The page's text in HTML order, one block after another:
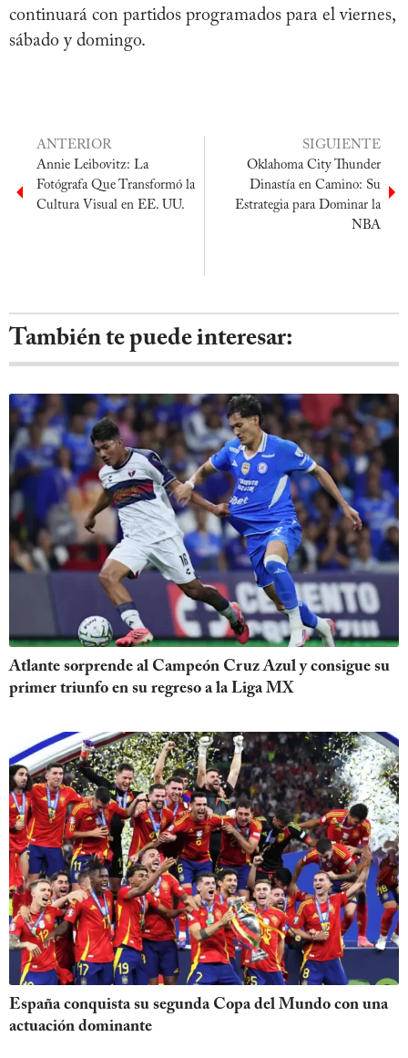
continuará con partidos programados para el viernes,
sábado y domingo.
ANTERIOR
Annie Leibovitz: La
Fotógrafa Que Transformó la
Cultura Visual en EE. UU.
SIGUIENTE
Oklahoma City Thunder
Dinastía en Camino: Su
Estrategia para Dominar la
NBA
También te puede interesar:
Atlante sorprende al Campeón Cruz Azul y consigue su
primer triunfo en su regreso a la Liga MX
España conquista su segunda Copa del Mundo con una
actuación dominante